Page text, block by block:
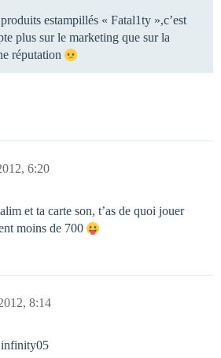
estampillés « Fatal1ty »,c’est
plus sur le marketing que sur la
réputation
6:20
et ta carte son, t’as de quoi jouer
moins de 700
8:14
infinity05